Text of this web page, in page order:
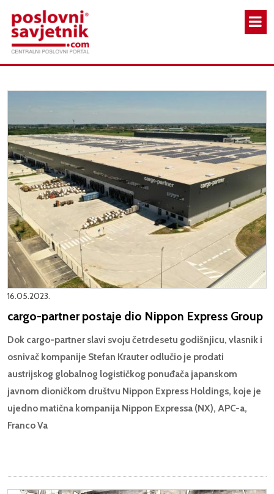
16.05.2023.
cargo-partner postaje dio Nippon Express Group
Dok cargo-partner slavi svoju četrdesetu godišnjicu, vlasnik i
osnivač kompanije Stefan Krauter odlučio je prodati
austrijskog globalnog logističkog ponuđača japanskom
javnom dioničkom društvu Nippon Express Holdings, koje je
ujedno matična kompanija Nippon Expressa (NX), APC-a,
Franco Va